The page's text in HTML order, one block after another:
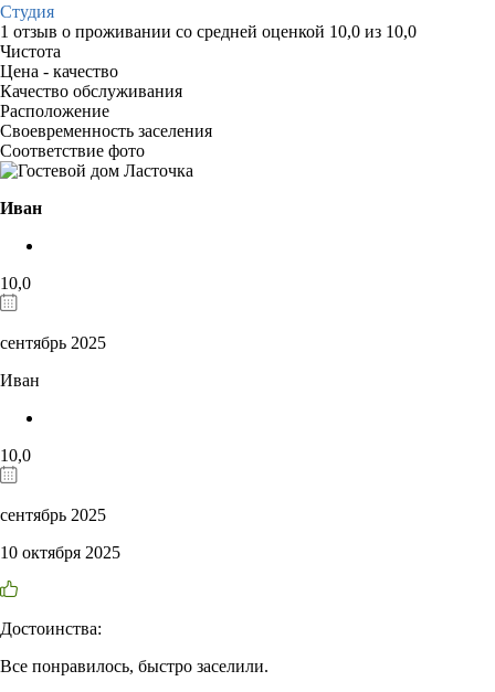
Студия
1 отзыв о проживании со средней оценкой 10,0 из 10,0
Чистота
Цена - качество
Качество обслуживания
Расположение
Своевременность заселения
Соответствие фото
Иван
10,0
сентябрь 2025
Иван
10,0
сентябрь 2025
10 октября 2025
Достоинства:
Все понравилось, быстро заселили.